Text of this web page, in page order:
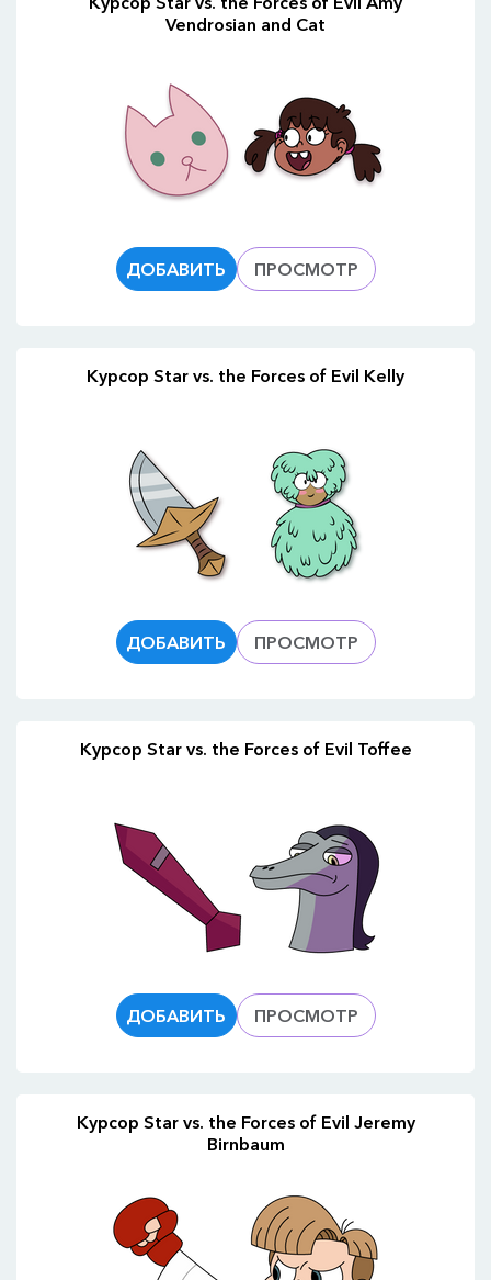
Vendrosian and Cat
ДОБАВИТЬ ПРОСМОТР
Курсор Star vs. the Forces of Evil Kelly
ДОБАВИТЬ ПРОСМОТР
Курсор Star vs. the Forces of Evil Toffee
ДОБАВИТЬ ПРОСМОТР
Курсор Star vs. the Forces of Evil Jeremy
Birnbaum